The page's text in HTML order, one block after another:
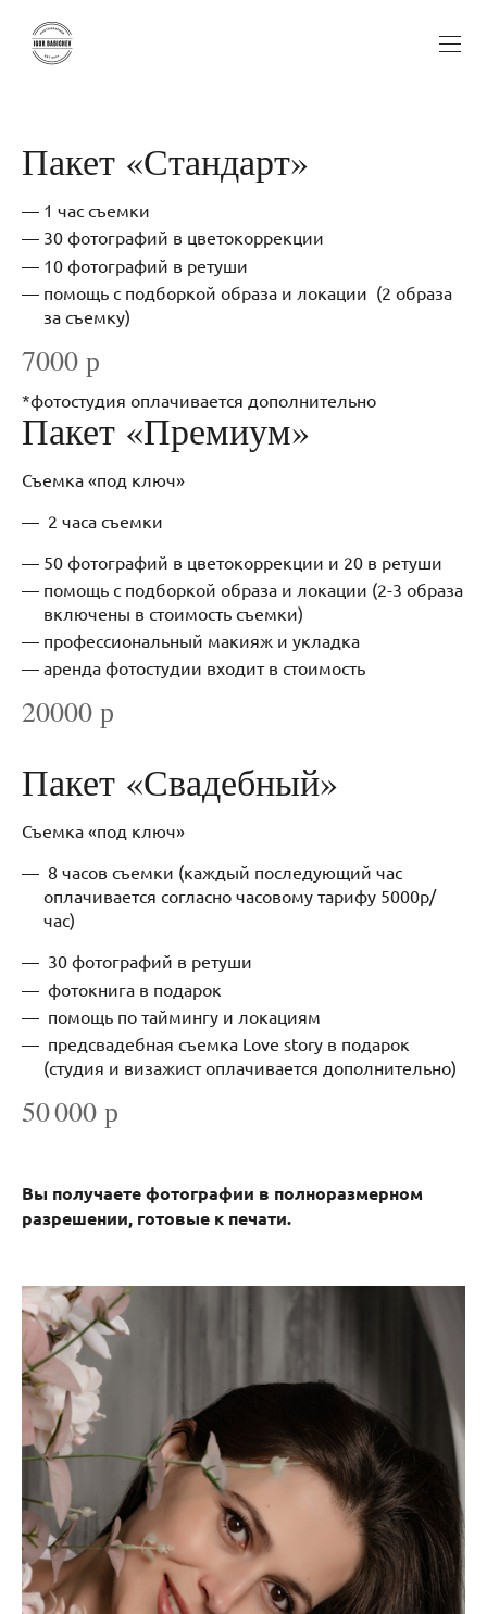
Пакет «Стандарт»
1 час съемки
30 фотографий в цветокоррекции
10 фотографий в ретуши
помощь с подборкой образа и локации (2 образа
за съемку)
7000 р
*фотостудия оплачивается дополнительно
Пакет «Премиум»
Съемка «под ключ»
2 часа съемки
50 фотографий в цветокоррекции и 20 в ретуши
помощь с подборкой образа и локации (2-3 образа
включены в стоимость съемки)
профессиональный макияж и укладка
аренда фотостудии входит в стоимость
20000 р
Пакет «Свадебный»
Съемка «под ключ»
8 часов съемки (каждый последующий час
оплачивается согласно часовому тарифу 5000р/
час)
30 фотографий в ретуши
фотокнига в подарок
помощь по таймингу и локациям
предсвадебная съемка Love story в подарок
(студия и визажист оплачивается дополнительно)
50 000 р
Вы получаете фотографии в полноразмерном
разрешении, готовые к печати.